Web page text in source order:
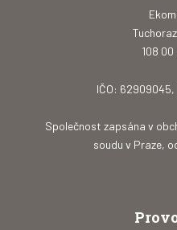
108 00
IČO:
Společnost zapsána v
soudu v Praze,